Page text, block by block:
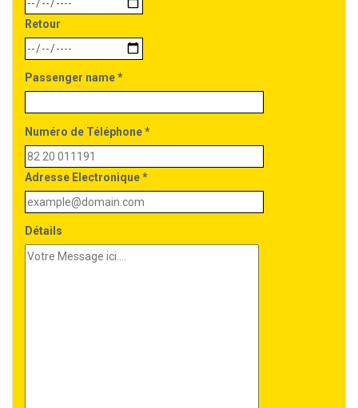
Retour
Passenger name *
Numéro de Téléphone *
Adresse Electronique *
Détails